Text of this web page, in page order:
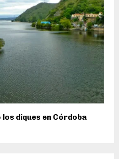
diques en Córdoba